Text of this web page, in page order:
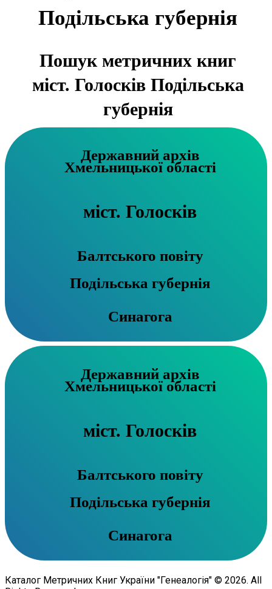
Подільська губернія
Пошук метричних книг
міст. Голосків Подільська
губернія
Державний архів
Хмельницької області
міст. Голосків
Балтського повіту
Подільська губернія
Синагога
Державний архів
Хмельницької області
міст. Голосків
Балтського повіту
Подільська губернія
Синагога
Каталог Метричних Книг України "Генеалогія" © 2026. All